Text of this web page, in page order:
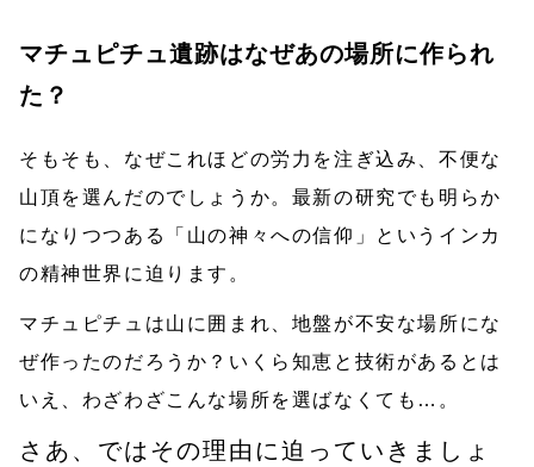
マチュピチュ遺跡はなぜあの場所に作られ
た？
そもそも、なぜこれほどの労力を注ぎ込み、不便な
山頂を選んだのでしょうか。最新の研究でも明らか
になりつつある「山の神々への信仰」というインカ
の精神世界に迫ります。
マチュピチュは山に囲まれ、地盤が不安な場所にな
ぜ作ったのだろうか？いくら知恵と技術があるとは
いえ、わざわざこんな場所を選ばなくても…。
さあ、ではその理由に迫っていきましょ